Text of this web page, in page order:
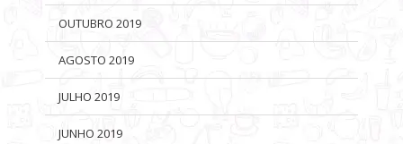
OUTUBRO 2019
AGOSTO 2019
JULHO 2019
JUNHO 2019